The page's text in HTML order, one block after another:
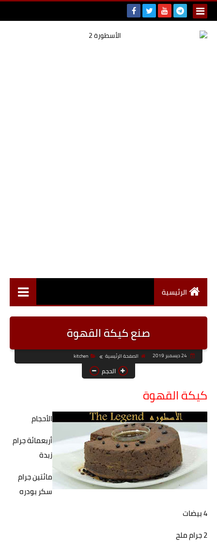
الرئيسية
صنع كيكة القهوة
24 ديسمبر 2019 الصفحة الرئيسية kitchen
الحجم
كيكة القهوة
الأحجام
أربعمائة جرام
زبدة
مائتين جرام
سكر بودره
4 بيضات
2 جرام ملح